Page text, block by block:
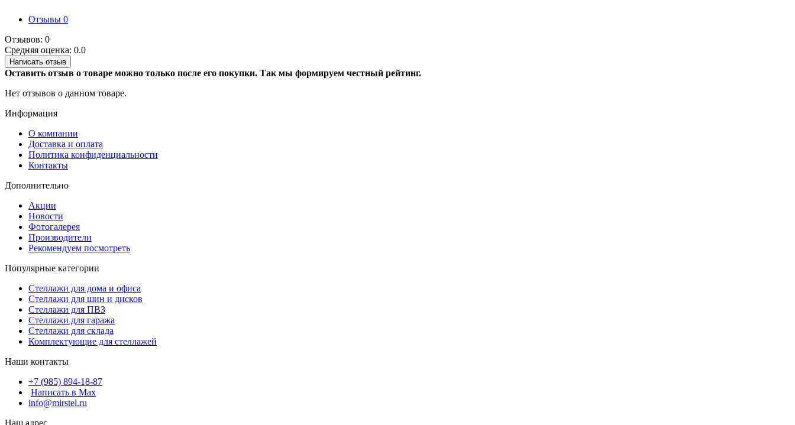
Отзывы 0
Отзывов: 0
Средняя оценка: 0.0
Написать отзыв
Оставить отзыв о товаре можно только после его покупки. Так мы формируем честный рейтинг.
Нет отзывов о данном товаре.
Информация
О компании
Доставка и оплата
Политика конфиденциальности
Контакты
Дополнительно
Акции
Новости
Фотогалерея
Производители
Рекомендуем посмотреть
Популярные категории
Стеллажи для дома и офиса
Стеллажи для шин и дисков
Стеллажи для ПВЗ
Стеллажи для гаража
Стеллажи для склада
Комплектующие для стеллажей
Наши контакты
+7 (985) 894-18-87
Написать в Max
info@mirstel.ru
Наш адрес